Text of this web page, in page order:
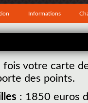
Informations
fois votre carte
des points.
: 1850 euros